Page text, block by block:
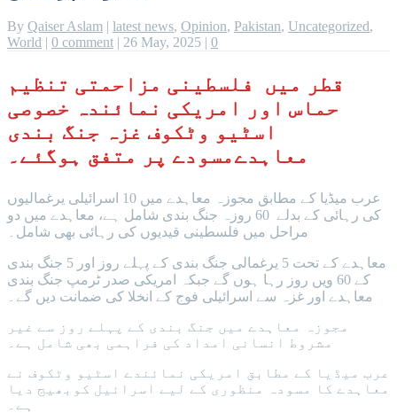
By Qaiser Aslam | latest news, Opinion, Pakistan, Uncategorized,
World | 0 comment | 26 May, 2025 | 0
قطر میں فلسطینی مزاحمتی تنظیم
حماس اور امریکی نمائندہ خصوصی
اسٹیو وٹکوف غزہ جنگ بندی
معاہدےمسودے پر متفق ہوگئے۔
عرب میڈیا کے مطابق مجوزہ معاہدے میں 10 اسرائیلی یرغمالیوں
کی رہائی کے بدلے 60 روزہ جنگ بندی شامل ہے، معاہدے میں دو
مراحل میں فلسطینی قیدیوں کی رہائی بھی شامل۔
معاہدے کے تحت 5 یرغمالی جنگ بندی کے پہلے روز اور 5 جنگ بندی
کے 60 ویں روز رہا ہوں گے جبکہ امریکی صدر ٹرمپ جنگ بندی
معاہدے اور غزہ سے اسرائیلی فوج کے انخلا کی ضمانت دیں گے۔
مجوزہ معاہدے میں جنگ بندی کے پہلے روز سے غیر
مشروط انسانی امداد کی فراہمی بھی شامل ہے۔
عرب میڈیا کے مطابق امریکی نمائندے اسٹیو وٹکوف نے
معاہدے کا مسودہ منظوری کے لیے اسرائیل کوبھیج دیا
ہے۔